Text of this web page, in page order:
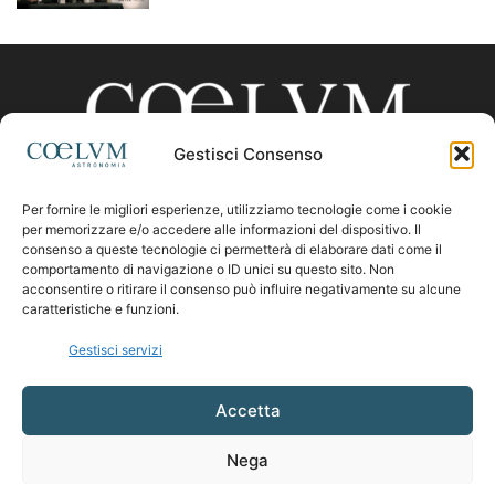
Gestisci Consenso
Per fornire le migliori esperienze, utilizziamo tecnologie come i cookie
per memorizzare e/o accedere alle informazioni del dispositivo. Il
consenso a queste tecnologie ci permetterà di elaborare dati come il
comportamento di navigazione o ID unici su questo sito. Non
acconsentire o ritirare il consenso può influire negativamente su alcune
caratteristiche e funzioni.
Gestisci servizi
Accetta
Nega
CHI SIAMO
Contattaci:coelumastro@coelum.com